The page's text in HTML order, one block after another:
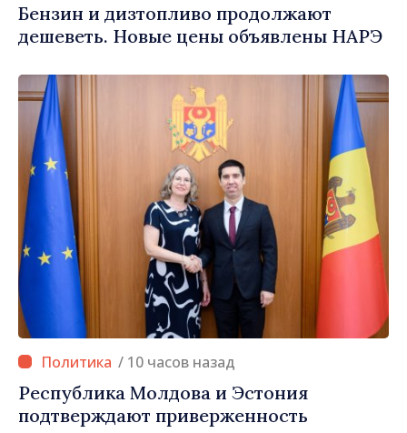
Бензин и дизтопливо продолжают
дешеветь. Новые цены объявлены НАРЭ
/ 10 часов назад
Республика Молдова и Эстония
подтверждают приверженность